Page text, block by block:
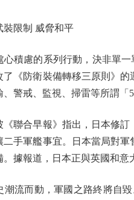
限制 威脅和平
慮的系列行動，決非單一
了《防衛裝備轉移三原則》
、警戒、監視、掃雷等所謂「
合早報》指出，日本修訂
二手軍艦事宜。日本當局對
。據報道，日本正與英國和意
而動，軍國之路終將自毀